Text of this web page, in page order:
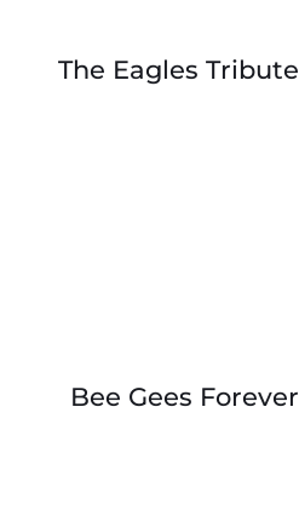
The Eagles Tribute
Bee Gees Forever